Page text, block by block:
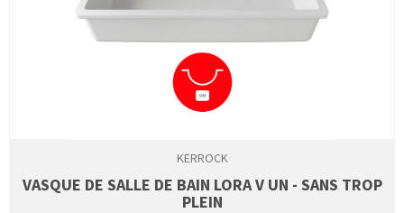
KERROCK
VASQUE DE SALLE DE BAIN LORA V UN - SANS TROP
PLEIN